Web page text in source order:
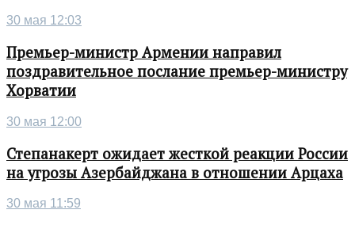
30 мая 12:03
Премьер-министр Армении направил
поздравительное послание премьер-министру
Хорватии
30 мая 12:00
Степанакерт ожидает жесткой реакции России
на угрозы Азербайджана в отношении Арцаха
30 мая 11:59